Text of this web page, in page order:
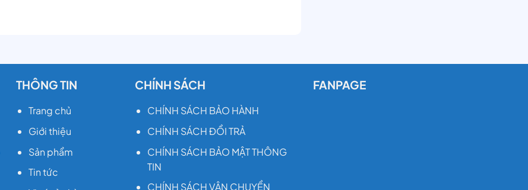
THÔNG TIN
Trang chủ
Giới thiệu
Sản phẩm
Tin tức
CHÍNH SÁCH
CHÍNH SÁCH BẢO HÀNH
CHÍNH SÁCH ĐỔI TRẢ
CHÍNH SÁCH BẢO MẬT THÔNG
TIN
CHÍNH SÁCH VẬN CHUYỂN
FANPAGE